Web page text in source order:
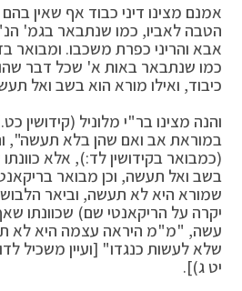
אמנם מצינו דיני כבוד אף שאין בהם
הטבה לאביו, כמו שנתבאר בגמ'
אבא והריני כפרת משכבו. ומבואר
כמו שנתבאר באות א' שכל דבר
כיבוד, ואילו מורא הוא בשב ואל
והנה מצינו בר"י מלוניל (קידושין
במוראת אב ואם שהן בלא תעשה",
(כמבואר בקידושין לד:), אלא
בשב ואל תעשה, וכן מבואר
שמורא היא לא תעשה, וביאר הלבוש
יקרה על הריקאנטי שם) שכוונתו
עשה, "מ"מ היראה עצמה היא לא
שלא לעשות כנגדו" [ועיין משכיל
יט ג)].